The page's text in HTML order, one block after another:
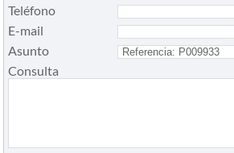
Teléfono
E-mail
Asunto
Consulta